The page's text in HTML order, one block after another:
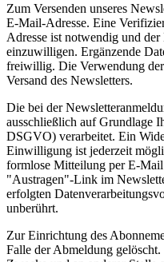
Zum Versenden unseres
E-Mail-Adresse. Eine
Adresse ist notwendig und
einzuwilligen. Ergänzende
freiwillig. Die Verwendung
Versand des Newsletters.
Die bei der
ausschließlich auf Grundlage
DSGVO) verarbeitet. Ein
Einwilligung ist jederzeit
formlose Mitteilung per E-
"Austragen"-Link im
erfolgten
unberührt.
Zur Einrichtung des
Falle der Abmeldung